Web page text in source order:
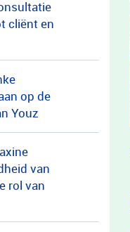
cliënt en
op de
Youz
van
rol van